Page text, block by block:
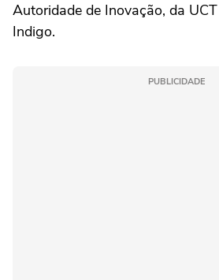
Autoridade de Inovação, da
Indigo.
PUBLICIDADE